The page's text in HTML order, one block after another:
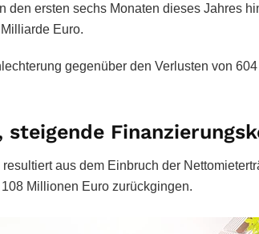
den ersten sechs Monaten dieses Jahres
Euro.
gegenüber den Verlusten von
steigende
aus dem Einbruch der
Millionen Euro zurückgingen.